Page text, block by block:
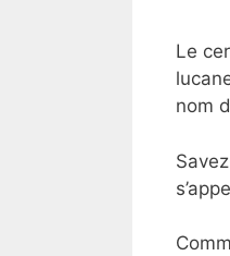
Le
nom